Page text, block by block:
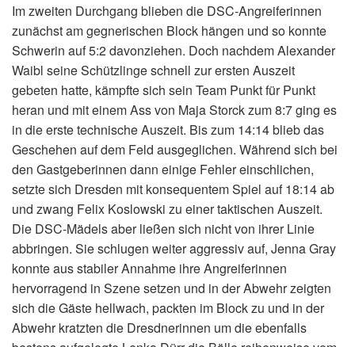
Im zweiten Durchgang blieben die DSC-Angreiferinnen
zunächst am gegnerischen Block hängen und so konnte
Schwerin auf 5:2 davonziehen. Doch nachdem Alexander
Waibl seine Schützlinge schnell zur ersten Auszeit
gebeten hatte, kämpfte sich sein Team Punkt für Punkt
heran und mit einem Ass von Maja Storck zum 8:7 ging es
in die erste technische Auszeit. Bis zum 14:14 blieb das
Geschehen auf dem Feld ausgeglichen. Während sich bei
den Gastgeberinnen dann einige Fehler einschlichen,
setzte sich Dresden mit konsequentem Spiel auf 18:14 ab
und zwang Felix Koslowski zu einer taktischen Auszeit.
Die DSC-Mädels aber ließen sich nicht von ihrer Linie
abbringen. Sie schlugen weiter aggressiv auf, Jenna Gray
konnte aus stabiler Annahme ihre Angreiferinnen
hervorragend in Szene setzen und in der Abwehr zeigten
sich die Gäste hellwach, packten im Block zu und in der
Abwehr kratzten die Dresdnerinnen um die ebenfalls